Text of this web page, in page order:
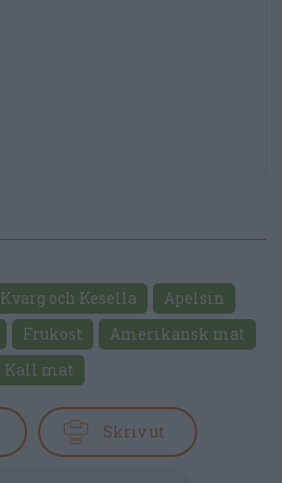
Kvarg och Kesella
Apelsin
Frukost
Amerikansk mat
Kall mat
Skriv ut